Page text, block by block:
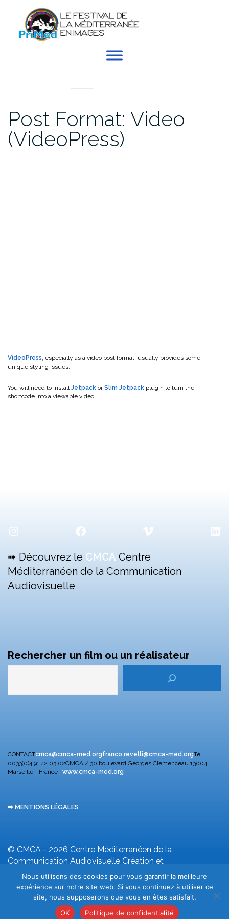
contenu
Post Format: Video
(VideoPress)
VideoPress, especially as a video post format, usually provides some
unique styling issues.
You will need to installJetpack orSlim Jetpack plugin to turn the
shortcode into a viewable video.
Instagram Facebook Vimeo
➠ Découvrez le CMCA Centre
Méditerranéen de la Communication
Audiovisuelle
Rechercher un film ou un réalisateur
CONTACTcmca@cmca-med.orgfranco.revelli@cmca-med.orgTél :
0033(0)4 91 42 03 02CMCA / 30 boulevard Georges Clemenceau 13004
Marseille - France | www.cmca-med.org
➠ MENTIONS LÉGALES
© CMCA - 2026 Centre Méditerranéen de la
Communication Audiovisuelle Création et
développement F. Revelli
Nous utilisons des cookies pour vous garantir la meilleure
expérience sur notre site web. Si vous continuez à utiliser ce
site, nous supposerons que vous en êtes satisfait.
OK
Politique de confidentialité